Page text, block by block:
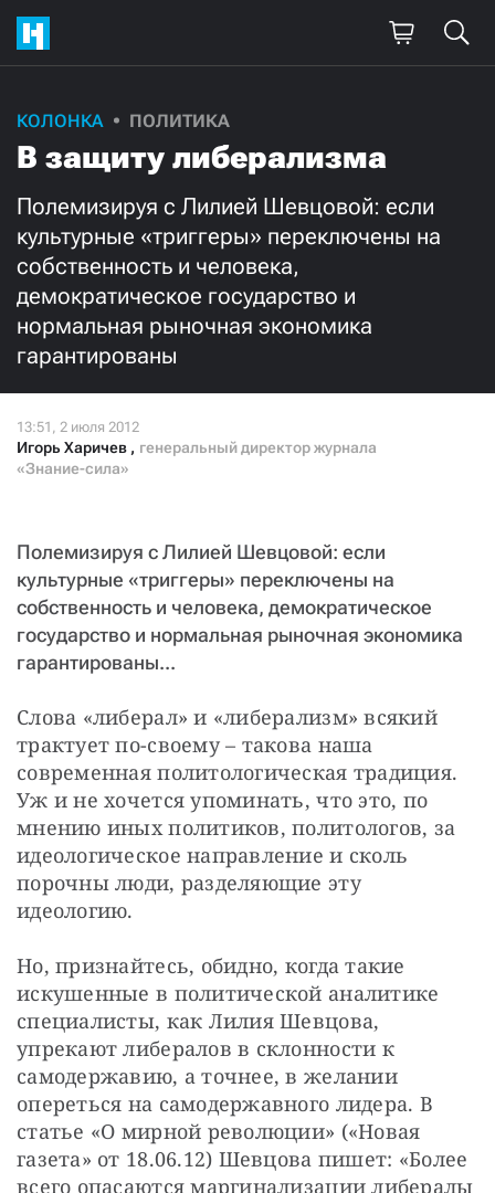
КОЛОНКА ПОЛИТИКА
В защиту либерализма
Полемизируя с Лилией Шевцовой: если
культурные «триггеры» переключены на
собственность и человека,
демократическое государство и
нормальная рыночная экономика
гарантированы
Игорь Харичев , генеральный директор журнала
«Знание-сила»
Полемизируя с Лилией Шевцовой: если
культурные «триггеры» переключены на
собственность и человека, демократическое
государство и нормальная рыночная экономика
гарантированы...
Слова «либерал» и «либерализм» всякий
трактует по-своему – такова наша
современная политологическая традиция.
Уж и не хочется упоминать, что это, по
мнению иных политиков, политологов, за
идеологическое направление и сколь
порочны люди, разделяющие эту
идеологию.
Но, признайтесь, обидно, когда такие
искушенные в политической аналитике
специалисты, как Лилия Шевцова,
упрекают либералов в склонности к
самодержавию, а точнее, в желании
опереться на самодержавного лидера. В
статье «О мирной революции» («Новая
газета» от 18.06.12) Шевцова пишет: «Более
всего опасаются маргинализации либералы
Поддержите
нашу работу!
Ежемесячно Разово
3000
500 300
Нажимая кнопку «Стать соучастником»,
я принимаю условия
Если у вас есть вопросы, пишите donate@novayagazeta.ru
звоните:
+7 (929) 612-03-68